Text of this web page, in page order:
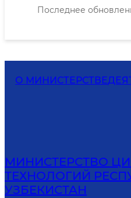
Последнее
О МИНИСТЕРСТВЕ
МИНИСТЕРСТВО
ТЕХНОЛОГИЙ
УЗБЕКИСТАН